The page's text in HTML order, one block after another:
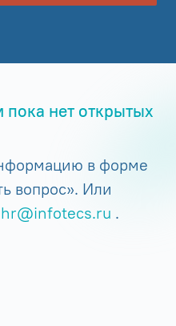
нет открытых
в форме
вопрос». Или
hr@infotecs.ru .